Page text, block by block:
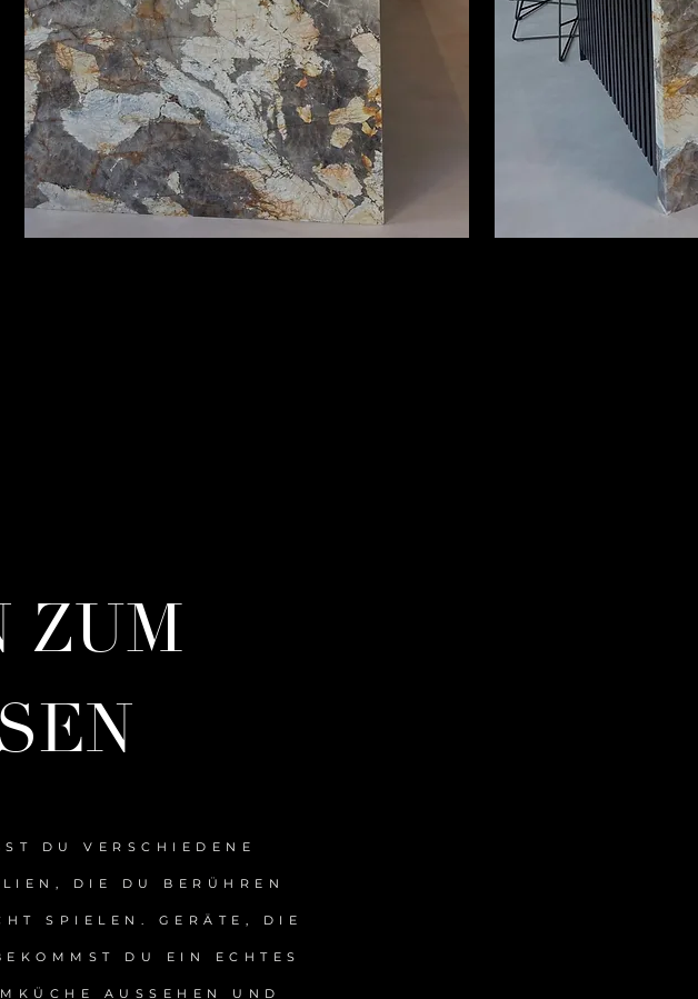
ZUM
DU VERSCHIEDENE
DIE DU BERÜHREN
SPIELEN. GERÄTE, DIE
DU EIN ECHTES
AUSSEHEN UND